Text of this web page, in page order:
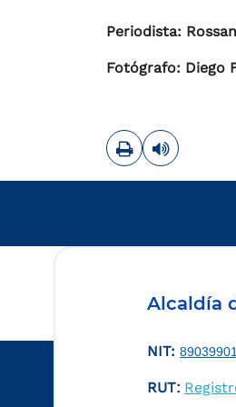
Periodista:
Fotógrafo: Diego
ImprimirLeer
Alcaldía
NIT:
RUT: